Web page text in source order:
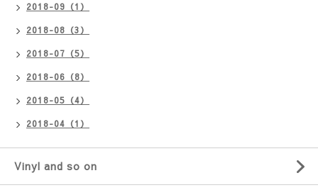
2018-09（1）
2018-08（3）
2018-07（5）
2018-06（8）
2018-05（4）
2018-04（1）
Vinyl and so on